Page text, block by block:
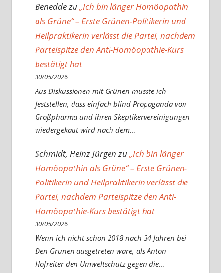
Beneddezu„Ich bin länger Homöopathin
als Grüne“ – Erste Grünen-Politikerin und
Heilpraktikerin verlässt die Partei, nachdem
Parteispitze den Anti-Homöopathie-Kurs
bestätigt hat
30/05/2026
Aus Diskussionen mit Grünen musste ich
feststellen, dass einfach blind Propaganda von
Großpharma und ihren Skeptikervereinigungen
wiedergekäut wird nach dem…
Schmidt, Heinz Jürgenzu„Ich bin länger
Homöopathin als Grüne“ – Erste Grünen-
Politikerin und Heilpraktikerin verlässt die
Partei, nachdem Parteispitze den Anti-
Homöopathie-Kurs bestätigt hat
30/05/2026
Wenn ich nicht schon 2018 nach 34 Jahren bei
Den Grünen ausgetreten wäre, als Anton
Hofreiter den Umweltschutz gegen die…